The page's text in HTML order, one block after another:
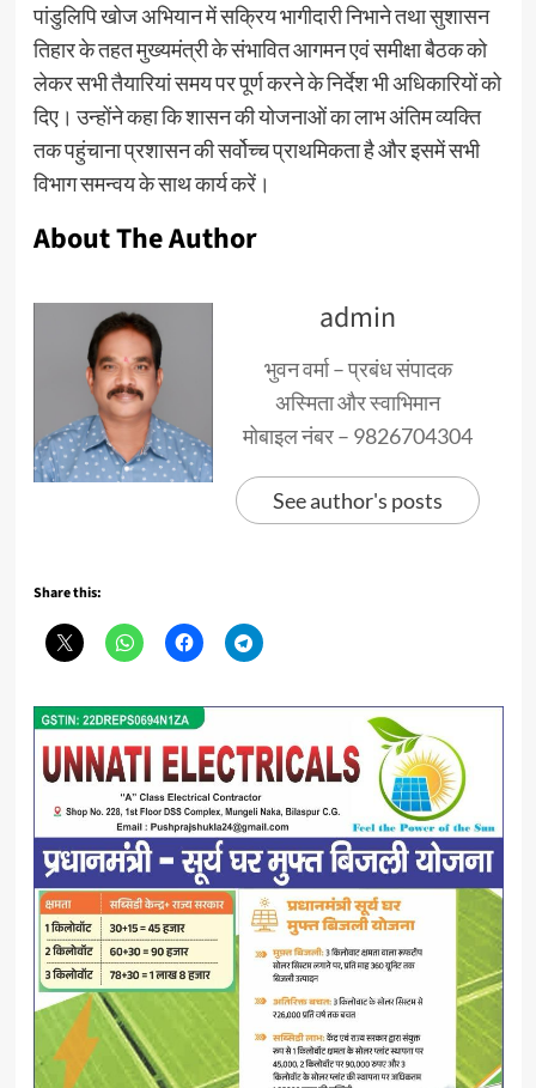
पांडुलिपि खोज अभियान में सक्रिय भागीदारी निभाने तथा सुशासन
तिहार के तहत मुख्यमंत्री के संभावित आगमन एवं समीक्षा बैठक को
लेकर सभी तैयारियां समय पर पूर्ण करने के निर्देश भी अधिकारियों को
दिए। उन्होंने कहा कि शासन की योजनाओं का लाभ अंतिम व्यक्ति
तक पहुंचाना प्रशासन की सर्वोच्च प्राथमिकता है और इसमें सभी
विभाग समन्वय के साथ कार्य करें।
About The Author
admin
भुवन वर्मा – प्रबंध संपादक
अस्मिता और स्वाभिमान
मोबाइल नंबर – 9826704304
See author's posts
Share this: